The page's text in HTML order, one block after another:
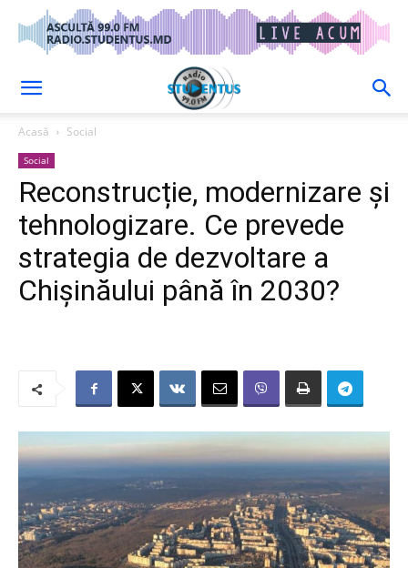
Acasă Social
Social
Reconstrucție, modernizare și
tehnologizare. Ce prevede
strategia de dezvoltare a
Chișinăului până în 2030?